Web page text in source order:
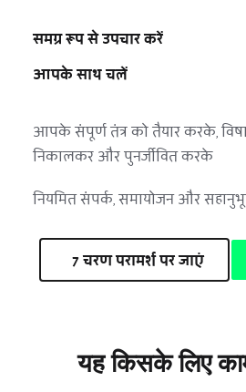
समग्र रूप से उपचार करें
आपके साथ चलें
आपके संपूर्ण तंत्र को तैयार करके,
निकालकर और पुनर्जीवित करके
नियमित संपर्क, समायोजन और
7 चरण परामर्श पर जाएं
यह किसके लिए